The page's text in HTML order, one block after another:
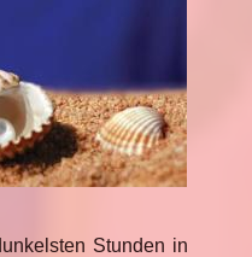
Stunden in